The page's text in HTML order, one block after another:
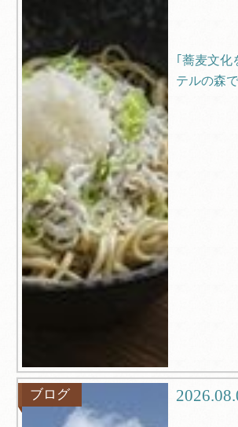
｢蕎麦文化
テルの森
ブログ